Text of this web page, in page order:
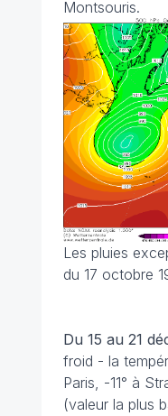
Montsouris.
Les pluies
du 17 octobre
Du 15 au 21
froid - la
Paris, -11° à
(valeur la plus